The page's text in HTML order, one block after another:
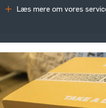
Læs mere om vores